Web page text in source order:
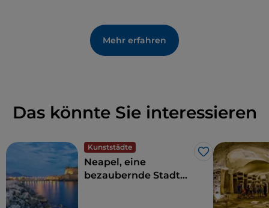
Mehr erfahren
Das könnte Sie interessieren
Kunststädte
Like
Neapel, eine
bezaubernde Stadt